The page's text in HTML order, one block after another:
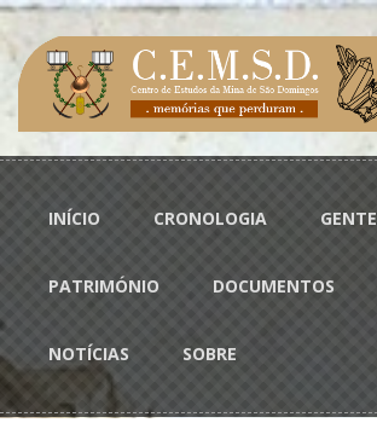
Passar para o conteúdo principal
Menu principal
INÍCIO CRONOLOGIA GENTE
PATRIMÓNIO DOCUMENTOS
NOTÍCIAS SOBRE